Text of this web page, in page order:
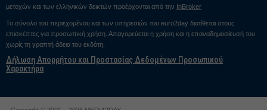
μετοχών και των ελληνικών δεικτών προέρχονται από την InBroker
Το σύνολο του περιεχομένου και των υπηρεσιών του euro2day διατίθεται στους
επισκέπτες για προσωπική χρήση. Απαγορεύεται η χρήση και η επαναδημοσίευσή του
χωρίς τη γραπτή άδεια του εκδότη.
Δήλωση Απορρήτου και Προστασίας Δεδομένων Προσωπικού
Χαρακτήρα